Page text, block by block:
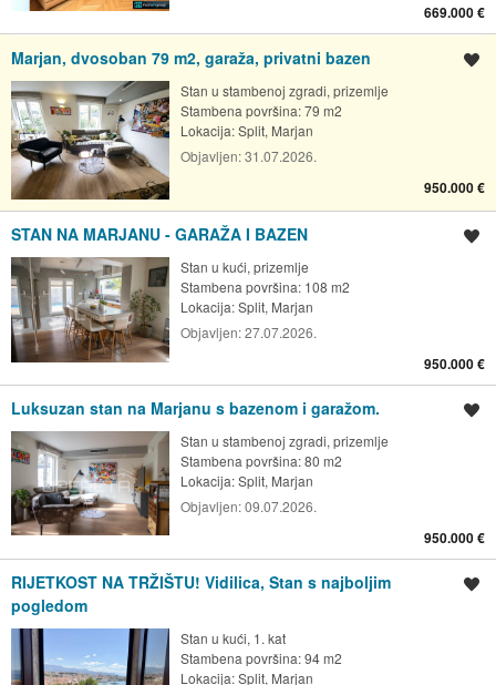
669.000 €
Marjan, dvosoban 79 m2, garaža, privatni bazen
Stan u stambenoj zgradi, prizemlje
Stambena površina: 79 m2
Lokacija:Split, Marjan
Objavljen:31.07.2026.
950.000 €
STAN NA MARJANU - GARAŽA I BAZEN
Stan u kući, prizemlje
Stambena površina: 108 m2
Lokacija:Split, Marjan
Objavljen:27.07.2026.
950.000 €
Luksuzan stan na Marjanu s bazenom i garažom.
Stan u stambenoj zgradi, prizemlje
Stambena površina: 80 m2
Lokacija:Split, Marjan
Objavljen:09.07.2026.
950.000 €
RIJETKOST NA TRŽIŠTU! Vidilica, Stan s najboljim
pogledom
Stan u kući, 1. kat
Stambena površina: 94 m2
Lokacija:Split, Marjan